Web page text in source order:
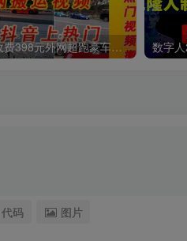
外面收费398元外网超跑豪车汽车视频搬运至快手抖音上热门项目
代码 图片